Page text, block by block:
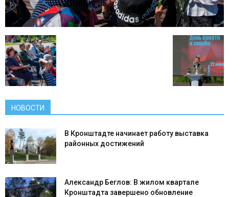
НОВОСТИ
В Кронштадте начинает работу выставка
районных достижений
Александр Беглов: В жилом квартале
Кронштадта завершено обновление